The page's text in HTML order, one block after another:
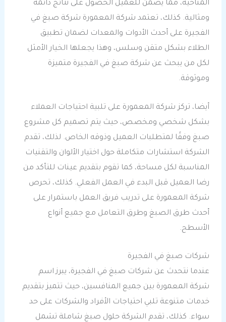
المناخية، مما يضمن للعميل الحصول على نتائج دائمة
ومثالية. كذلك، تعتمد شركة المعمورة شركة صبغ في
الفجيرة على أحدث الأدوات والمعدات لضمان تطبيق
الطلاء بشكل متقن وسلس، وهذا يجعلها الخيار الأمثل
لكل من يبحث عن شركة صبغ في الفجيرة متميزة
وموثوقة.
أيضا، تركز شركة المعمورة على تلبية احتياجات العملاء
بشكل شخصي ومخصص، حيث يتم تصميم كل مشروع
صبغ وفقًا لمتطلبات العميل وذوقه الخاص. لذلك، تقدم
الشركة استشارات متكاملة حول اختيار الألوان والتقنيات
المناسبة لكل مساحة، كما تقوم بتقديم عينات للتأكد من
رضا العميل قبل البدء في العمل الفعلي. كذلك، تحرص
شركة المعمورة على تدريب فريق العمل باستمرار على
أحدث طرق الصبغ وطرق التعامل مع جميع أنواع
الأسطح.
شركات صبغ في الفجيرة
عندما نتحدث عن شركات صبغ في الفجيرة، يبرز اسم
شركة المعمورة بين جميع المنافسين، حيث تتميز بتقديم
خدمات متنوعة تلبي احتياجات الأفراد والشركات على حد
سواء. كذلك، تقدم الشركة حلول صبغ شاملة تشمل